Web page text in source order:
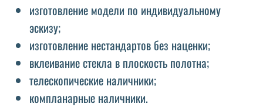
изготовление модели по индивидуальному
эскизу;
изготовление нестандартов без наценки;
вклеивание стекла в плоскость полотна;
телескопические наличники;
компланарные наличники.